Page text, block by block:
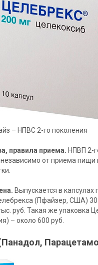
– НПВС 2-го поколения
правила приема. НПВП 2-
от приема пищи
Выпускается в капсулах
(Пфайзер, США) 30
руб. Такая же упаковка
– около 600 руб.